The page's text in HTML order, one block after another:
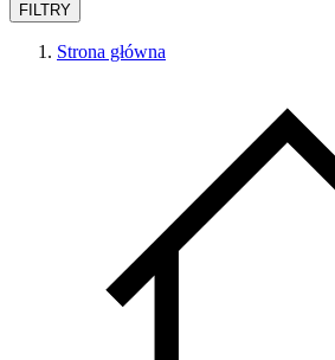
FILTRY
Strona główna